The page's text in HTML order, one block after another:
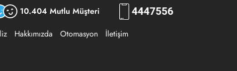
10.404 Mutlu Müşteri 444RKLM
Hakkımızda Otomasyon İletişim